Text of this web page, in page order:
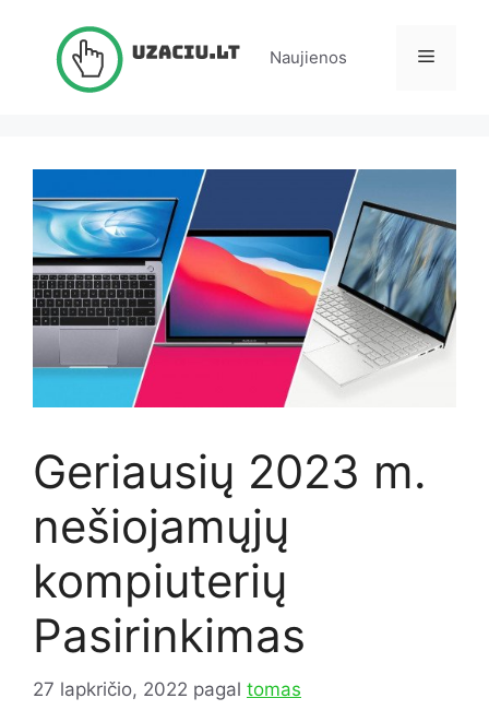
Naujienos Meniu
Geriausių 2023 m.
nešiojamųjų
kompiuterių
Pasirinkimas
27 lapkričio, 2022 pagal tomas